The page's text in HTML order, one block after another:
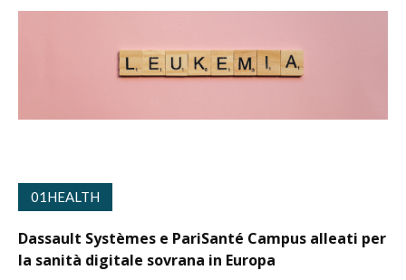
01HEALTH
Dassault Systèmes e PariSanté Campus alleati per
la sanità digitale sovrana in Europa